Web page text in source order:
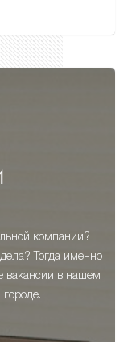
компании?
Тогда именно
вакансии в нашем